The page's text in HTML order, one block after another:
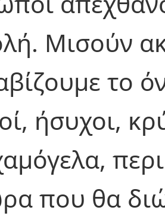
Μισούν
το
ήσυχοι,
που θα